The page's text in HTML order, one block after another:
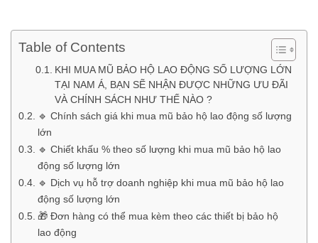
Table of Contents
KHI MUA MŨ BẢO HỘ LAO ĐỘNG SỐ LƯỢNG LỚN
TẠI NAM Á, BẠN SẼ NHẬN ĐƯỢC NHỮNG ƯU ĐÃI
VÀ CHÍNH SÁCH NHƯ THẾ NÀO ?
🔹 Chính sách giá khi mua mũ bảo hộ lao động số lượng
lớn
🔹 Chiết khấu % theo số lượng khi mua mũ bảo hộ lao
động số lượng lớn
🔹 Dịch vụ hỗ trợ doanh nghiệp khi mua mũ bảo hộ lao
động số lượng lớn
🎁 Đơn hàng có thể mua kèm theo các thiết bị bảo hộ
lao động